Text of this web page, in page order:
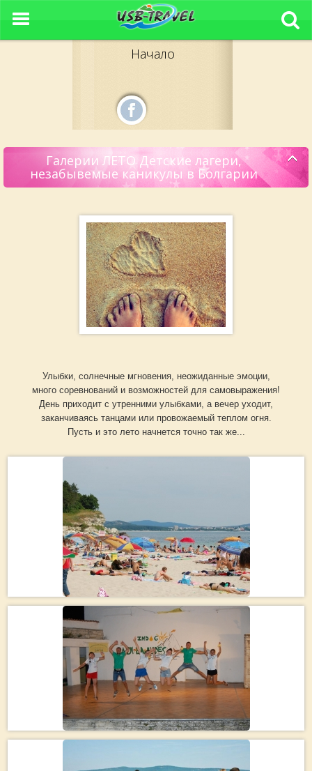
Начало
Галерии ЛЕТО Детские лагери,
незабывемые каникулы в Болгарии
Улыбки, солнечные мгновения, неожиданные эмоции,
много соревнований и возможностей для самовыражения!
День приходит с утренними улыбками, а вечер уходит,
заканчиваясь танцами или провожаемый теплом огня.
Пусть и это лето начнется точно так же...